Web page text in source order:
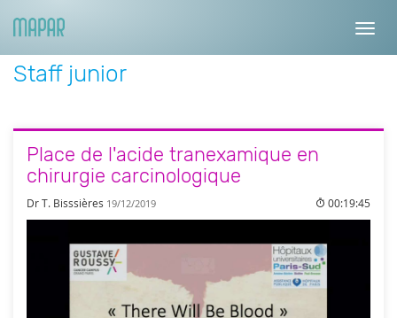
Staff junior
Place de l'acide tranexamique en
chirurgie carcinologique
Dr T. Bisssières 19/12/2019 00:19:45